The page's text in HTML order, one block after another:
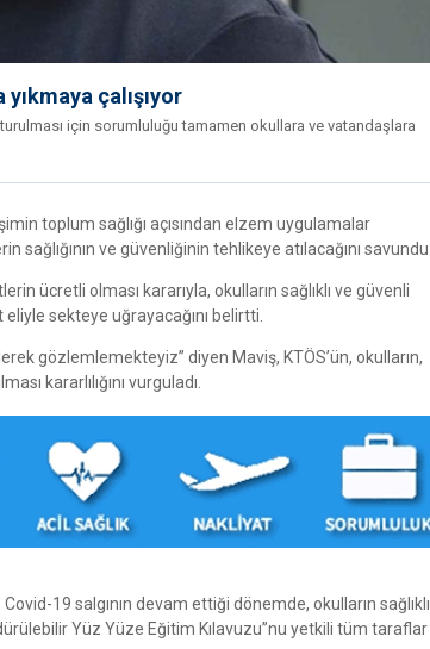
çalışıyor
için sorumluluğu tamamen okullara ve vatandaşlara
toplum sağlığı açısından elzem uygulamalar
ve güvenliğinin tehlikeye atılacağını savundu.
ücretli olması kararıyla, okulların sağlıklı ve güvenli
sekteye uğrayacağını belirtti.
gözlemlemekteyiz” diyen Maviş, KTÖS’ün, okulların,
kararlılığını vurguladı.
19 salgının devam ettiği dönemde, okulların sağlıklı
Yüz Yüze Eğitim Kılavuzu”nu yetkili tüm taraflar